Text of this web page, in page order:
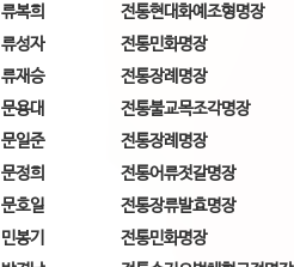
류복희
전통현대화예조형명장
류성자 전통민화명장
류재승
전통장례명장
문용대
전통불교목조각명장
문일준
전통장례명장
문정희
전통어류젓갈명장
문호일
전통장류발효명장
민봉기
전통민화명장